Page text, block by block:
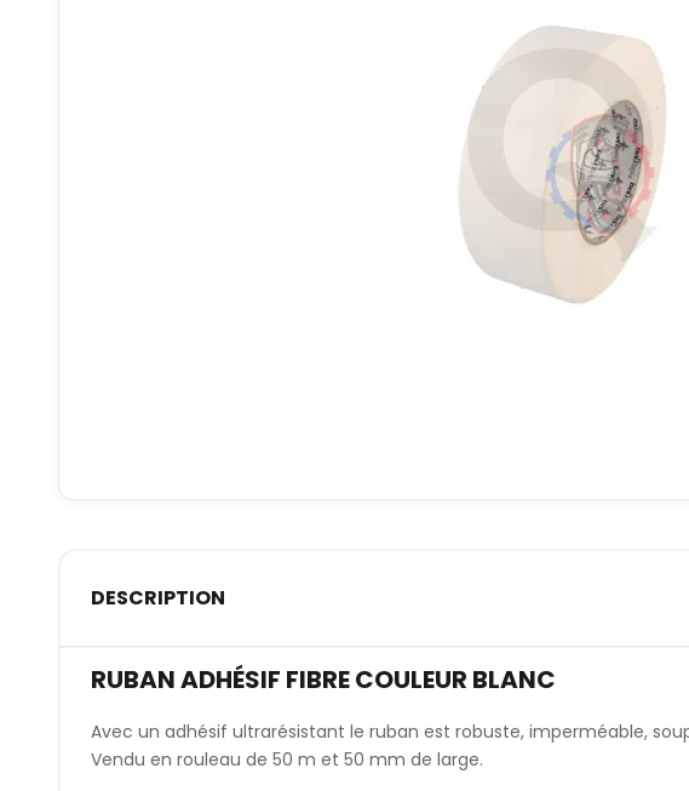
DESCRIPTION
RUBAN ADHÉSIF FIBRE COULEUR BLANC
Avec un adhésif ultrarésistant le ruban est robuste, imperméable,
Vendu en rouleau de 50 m et 50 mm de large.